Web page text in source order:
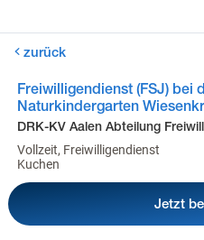
zurück
Freiwilligendienst (FSJ) bei
Naturkindergarten
DRK-KV Aalen Abteilung
Vollzeit, Freiwilligendienst
Kuchen
Jetzt